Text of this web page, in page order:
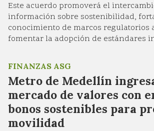
Este acuerdo promoverá el
información sobre sostenibilidad,
conocimiento de marcos regulatorios
fomentar la adopción de estándares
Metro de Medellín
mercado de valores con
bonos sostenibles para
movilidad
FINANZAS ASG